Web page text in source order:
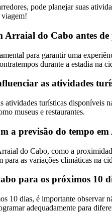
pode planejar suas
viagem!
do Cabo antes
para garantir uma
durante a estadia na
as atividades
turísticas disponíveis
museus e restaurantes.
a previsão do tempo
do Cabo, como a
as variações climáticas na
para os próximos 10
10 dias, é importante observar
adequadamente para